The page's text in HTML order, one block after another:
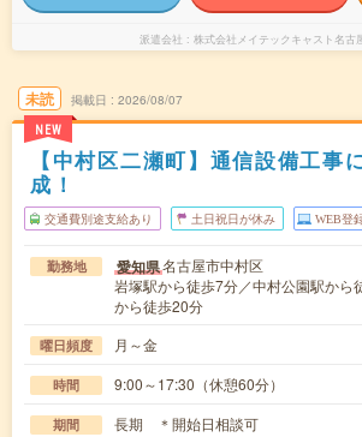
派遣会社 株式会社メイテックキャスト名古
未読
NEW
掲載日 2026/08/07
【中村区二瀬町】通信設備工事
成！
交通費別途支給あり 土日祝日が休み WEB登
勤務地 愛知県名古屋市中村区
岩塚駅から徒歩7分／中村公園駅から
から徒歩20分
曜日頻度 月～金
時間 9:00～17:30（休憩60分）
期間 長期 ＊開始日相談可